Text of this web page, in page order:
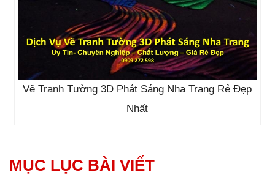
Vẽ Tranh Tường 3D Phát Sáng Nha Trang Rẻ Đẹp
Nhất
MỤC LỤC BÀI VIẾT